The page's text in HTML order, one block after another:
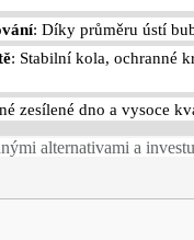
: Díky průměru ústí
: Stabilní kola, ochranné
zesílené dno a vysoce
alternativami a